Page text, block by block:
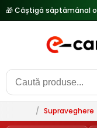
/ Supraveghere